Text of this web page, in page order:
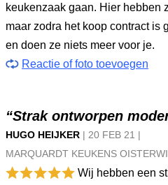
keukenzaak gaan. Hier hebben
maar zodra het koop contract is
en doen ze niets meer voor je.
Reactie of foto toevoegen
“Strak ontworpen
HUGO HEIJKER | 20 FEB 21 |
MARQUARDT KEUKENS
Wij hebben een